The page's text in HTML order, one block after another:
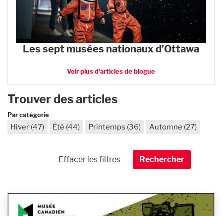
Les sept musées nationaux d’Ottawa
Voir plus d'articles de blogue
Trouver des articles
Par catégorie
Hiver (47) Été (44) Printemps (36) Automne (27)